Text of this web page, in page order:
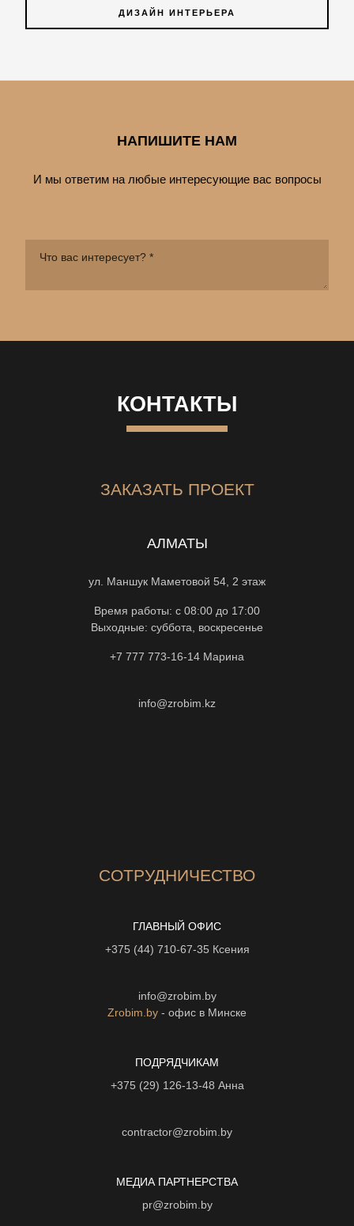
ДИЗАЙН ИНТЕРЬЕРА
НАПИШИТЕ НАМ
И мы ответим на любые интересующие вас вопросы
КОНТАКТЫ
ЗАКАЗАТЬ ПРОЕКТ
АЛМАТЫ
ул. Маншук Маметовой 54, 2 этаж
Время работы: с 08:00 до 17:00
Выходные: суббота, воскресенье
+7 777 773-16-14 Марина
info@zrobim.kz
СОТРУДНИЧЕСТВО
ГЛАВНЫЙ ОФИС
+375 (44) 710-67-35 Ксения
info@zrobim.by
Zrobim.by - офис в Минске
ПОДРЯДЧИКАМ
+375 (29) 126-13-48 Анна
contractor@zrobim.by
МЕДИА ПАРТНЕРСТВА
pr@zrobim.by